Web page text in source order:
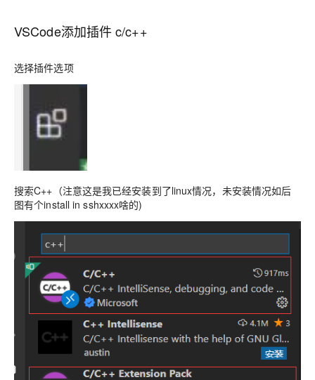
VSCode添加插件 c/c++
选择插件选项
搜索C++（注意这是我已经安装到了linux情况，未安装情况如后
图有个install in sshxxxx啥的)